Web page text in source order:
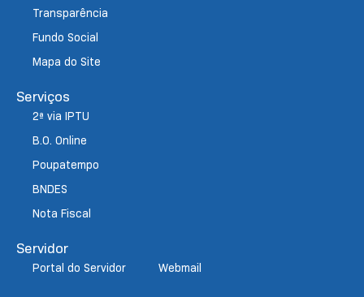
Transparência
Fundo Social
Mapa do Site
Serviços
2ª via IPTU
B.O. Online
Poupatempo
BNDES
Nota Fiscal
Servidor
Portal do Servidor Webmail